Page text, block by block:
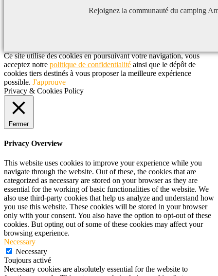
Rejoignez la communauté du camping
Ce site utilise des cookies en poursuivant votre navigation, vous
acceptez notre politique de confidentialité ainsi que le dépôt de
cookies tiers destinés à vous proposer la meilleure expérience
possible. J'approuve
Privacy & Cookies Policy
Fermer
Privacy Overview
This website uses cookies to improve your experience while you
navigate through the website. Out of these, the cookies that are
categorized as necessary are stored on your browser as they are
essential for the working of basic functionalities of the website. We
also use third-party cookies that help us analyze and understand how
you use this website. These cookies will be stored in your browser
only with your consent. You also have the option to opt-out of these
cookies. But opting out of some of these cookies may affect your
browsing experience.
Necessary
Necessary
Toujours activé
Necessary cookies are absolutely essential for the website to